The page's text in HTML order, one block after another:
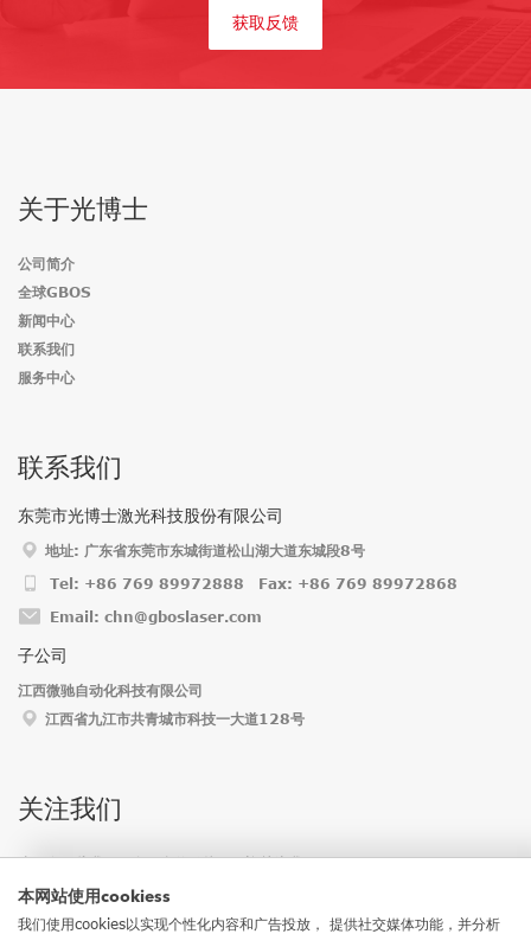
获取反馈
关于光博士
公司简介
全球GBOS
新闻中心
联系我们
服务中心
联系我们
东莞市光博士激光科技股份有限公司
地址: 广东省东莞市东城街道松山湖大道东城段8号
Tel: +86 769 89972888 Fax: +86 769 89972868
Email: chn@gboslaser.com
子公司
江西微驰自动化科技有限公司
江西省九江市共青城市科技一大道128号
关注我们
这里有一些我们更多平台的链接，欢迎关注我们 :)
本网站使用cookiess
我们使用cookies以实现个性化内容和广告投放， 提供社交媒体功能，并分析